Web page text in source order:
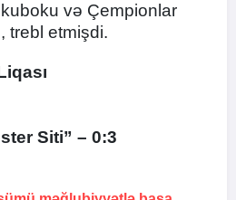
və Çempionlar
trebl etmişdi.
Siti” – 0:3